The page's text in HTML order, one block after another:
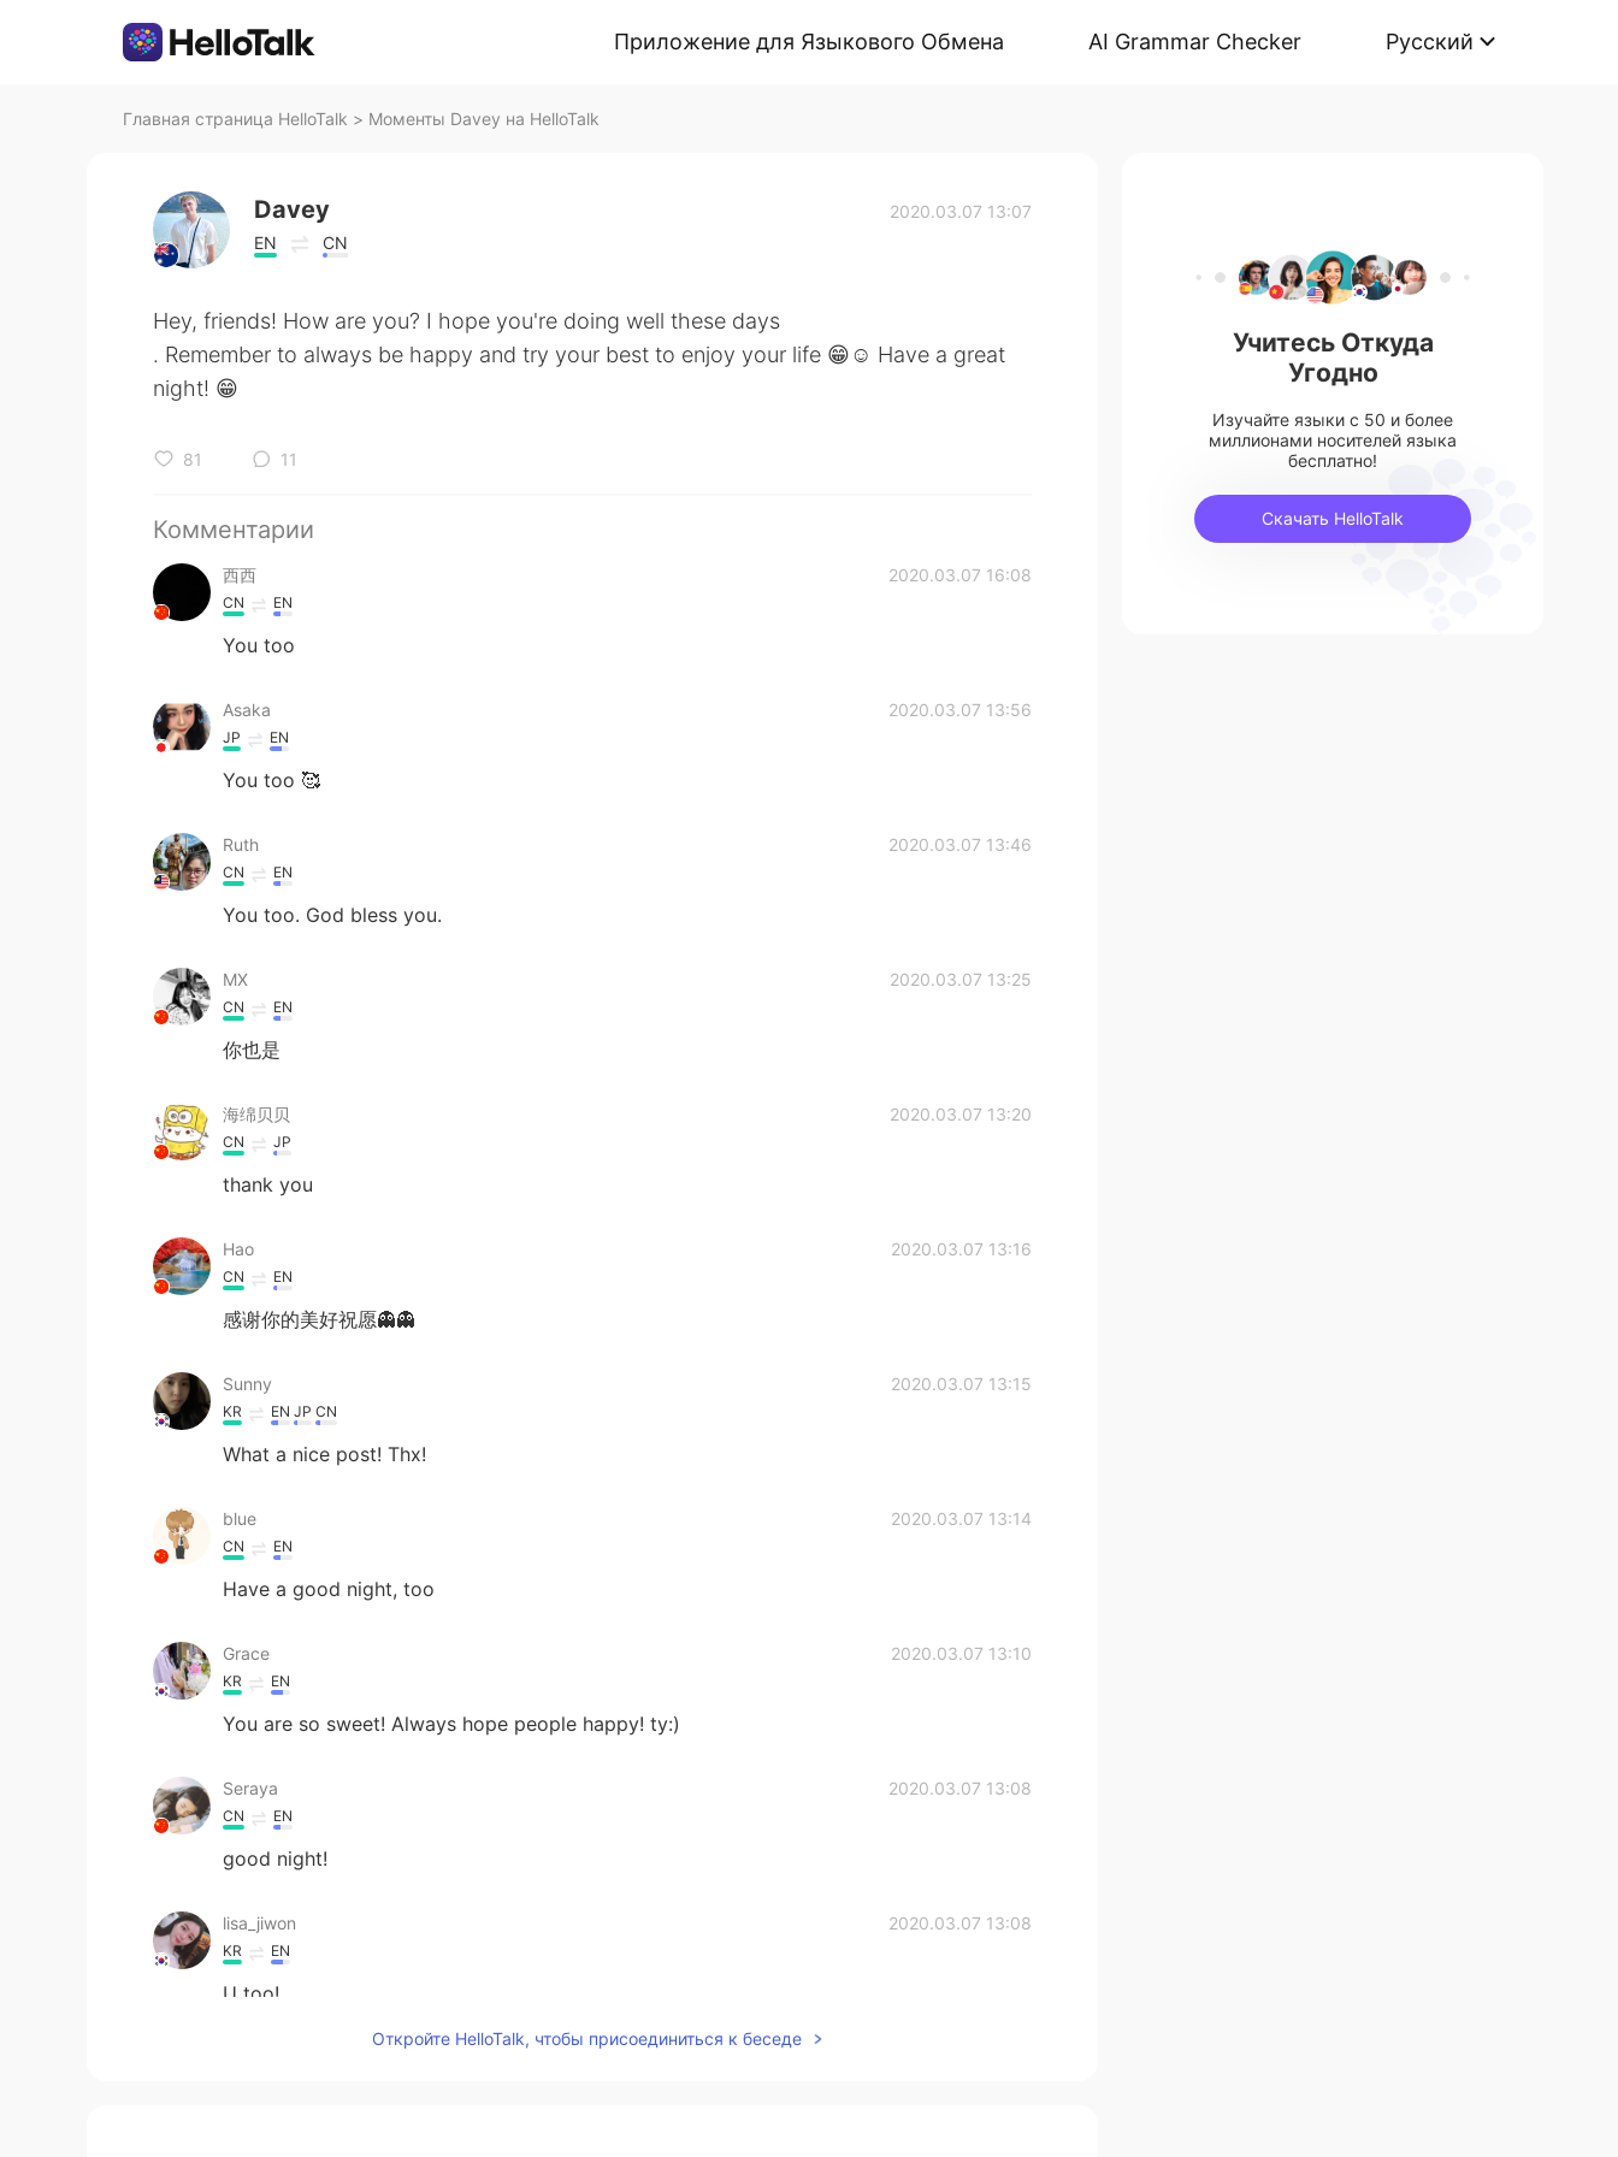
Приложение для Языкового Обмена AI Grammar Checker Русский
Главная страница HelloTalk > Моменты Davey на HelloTalk
Davey
EN CN
2020.03.07 13:07
Hey, friends! How are you? I hope you're doing well these days
. Remember to always be happy and try your best to enjoy your life 😁☺️ Have a great
night! 😁
81 11
Комментарии
西西 2020.03.07 16:08
CN EN
You too
Asaka 2020.03.07 13:56
JP EN
You too 🥰
Ruth 2020.03.07 13:46
CN EN
You too. God bless you.
MX 2020.03.07 13:25
CN EN
你也是
海绵贝贝 2020.03.07 13:20
CN JP
thank you
Hao 2020.03.07 13:16
CN EN
感谢你的美好祝愿👻👻
Sunny 2020.03.07 13:15
KR EN JP CN
What a nice post! Thx!
blue 2020.03.07 13:14
CN EN
Have a good night, too
Grace 2020.03.07 13:10
KR EN
You are so sweet! Always hope people happy! ty:)
Seraya 2020.03.07 13:08
CN EN
good night!
lisa_jiwon 2020.03.07 13:08
KR EN
U too!
Откройте HelloTalk, чтобы присоединиться к беседе
Учитесь Откуда
Угодно
Изучайте языки с 50 и более
миллионами носителей языка
бесплатно!
Скачать HelloTalk